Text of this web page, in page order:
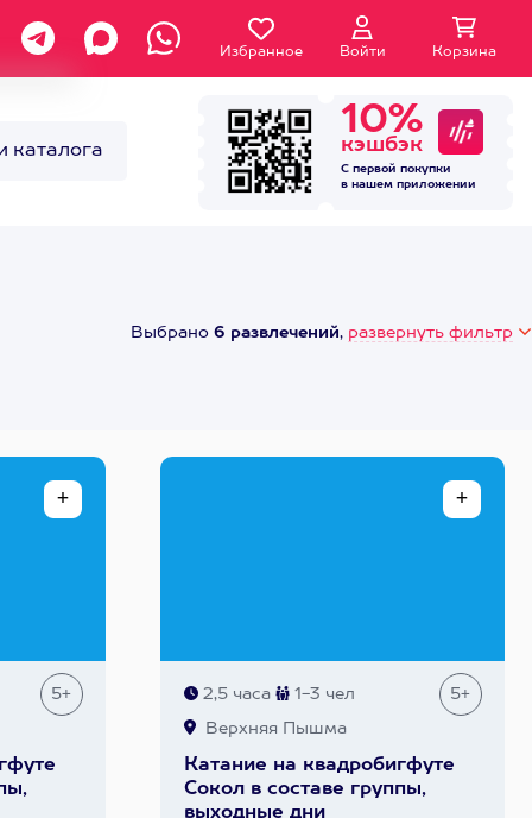
Избранное Войти Корзина
каталога
10%
кэшбэк
С первой покупки
в нашем приложении
Выбрано 6 развлечений, развернуть фильтр
5+ 2,5 часа 1-3 чел 5+
Верхняя Пышма
Катание на квадробигфуте
Сокол в составе группы,
выходные дни